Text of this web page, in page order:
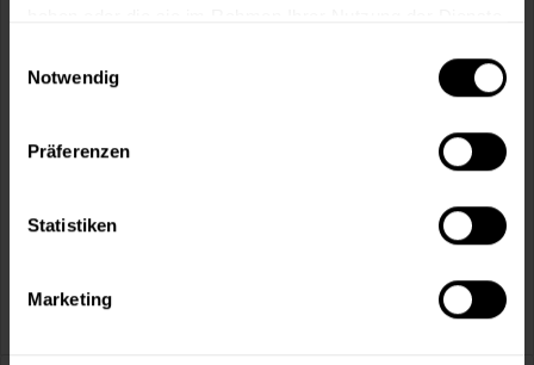
Notwendig
Präferenzen
Statistiken
Marketing
Kostenloser Versand ab 60 EUR